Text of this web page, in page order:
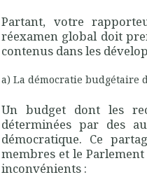
Partant, votre
réexamen global doit
contenus dans les
a) La démocratie budgétaire
Un budget dont les
déterminées par des
démocratique. Ce
membres et le
inconvénients :